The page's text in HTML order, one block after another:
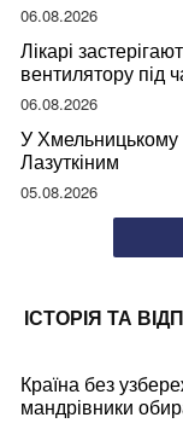
06.08.2026
Лікарі
вентилятору під
ваше здоров’я
06.08.2026
У
Лазуткіним
05.08.2026
ІСТОРІЯ ТА
Країна без
мандрівники